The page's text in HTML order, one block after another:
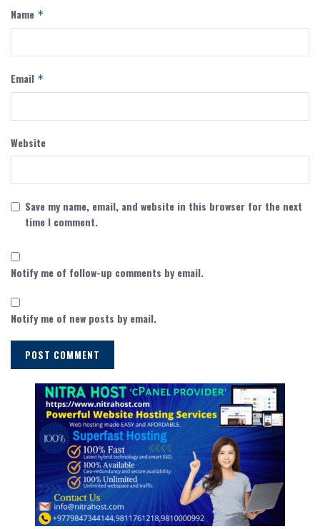
Name *
Email *
Website
Save my name, email, and website in this browser for the next
time I comment.
Notify me of follow-up comments by email.
Notify me of new posts by email.